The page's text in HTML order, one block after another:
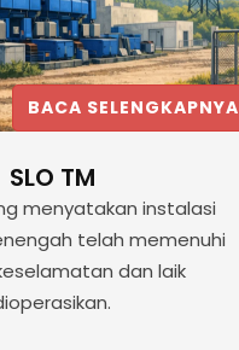
BACA SELENGKAPNYA
SLO TM
menyatakan instalasi
telah memenuhi
dan laik